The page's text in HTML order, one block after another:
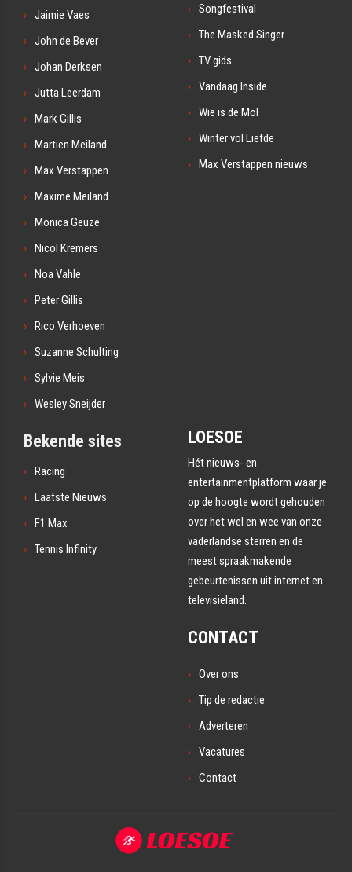
Jaimie Vaes
John de Bever
Johan Derksen
Jutta Leerdam
Mark Gillis
Martien Meiland
Max Verstappen
Maxime Meiland
Monica Geuze
Nicol Kremers
Noa Vahle
Peter Gillis
Rico Verhoeven
Suzanne Schulting
Sylvie Meis
Wesley Sneijder
Songfestival
The Masked Singer
TV gids
Vandaag Inside
Wie is de Mol
Winter vol Liefde
Max Verstappen nieuws
Bekende sites
Racing
Laatste Nieuws
F1 Max
Tennis Infinity
LOESOE
Hét nieuws- en
entertainmentplatform waar je
op de hoogte wordt gehouden
over het wel en wee van onze
vaderlandse sterren en de
meest spraakmakende
gebeurtenissen uit internet en
televisieland.
CONTACT
Over ons
Tip de redactie
Adverteren
Vacatures
Contact